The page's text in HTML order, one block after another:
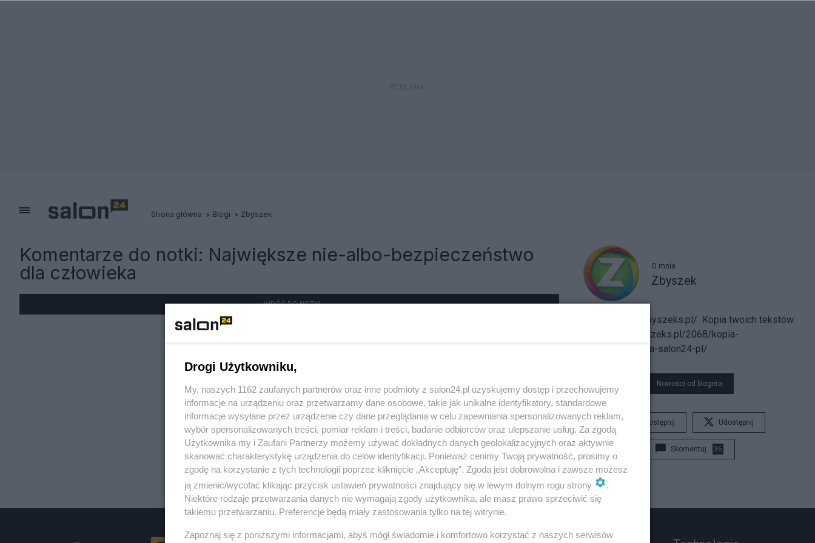
Strona główna Blogi Zbyszek
Komentarze do notki: Największe nie-albo-bezpieczeństwo
dla człowieka
« WRÓĆ DO NOTKI
O mnie
Zbyszek
http://camino.zbyszeks.pl/ Kopia twoich tekstów:
http://blog.zbyszeks.pl/2068/kopia-
bezpieczenstwa-salon24-pl/
Nowości od blogera
Udostępnij Udostępnij
Skomentuj 36
Drogi Użytkowniku,
My, naszych 1162 zaufanych partnerów oraz inne podmioty z salon24.pl uzyskujemy dostęp i przechowujemy
informacje na urządzeniu oraz przetwarzamy dane osobowe, takie jak unikalne identyfikatory, standardowe
informacje wysyłane przez urządzenie czy dane przeglądania w celu zapewniania spersonalizowanych reklam,
wybór spersonalizowanych treści, pomiar reklam i treści, badanie odbiorców oraz ulepszanie usług. Za zgodą
Użytkownika my i Zaufani Partnerzy możemy używać dokładnych danych geolokalizacyjnych oraz aktywnie
skanować charakterystykę urządzenia do celów identyfikacji. Ponieważ cenimy Twoją prywatność, prosimy o
zgodę na korzystanie z tych technologii poprzez kliknięcie „Akceptuję”. Zgoda jest dobrowolna i zawsze możesz
ją zmienić/wycofać klikając przycisk ustawień prywatności znajdujący się w lewym dolnym rogu strony
.
Niektóre rodzaje przetwarzania danych nie wymagają zgody użytkownika, ale masz prawo sprzeciwić się
takiemu przetwarzaniu. Preferencje będą miały zastosowania tylko na tej witrynie.
Zapoznaj się z poniższymi informacjami, abyś mógł świadomie i komfortowo korzystać z naszych serwisów